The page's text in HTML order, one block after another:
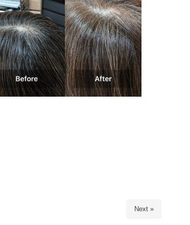
Next »